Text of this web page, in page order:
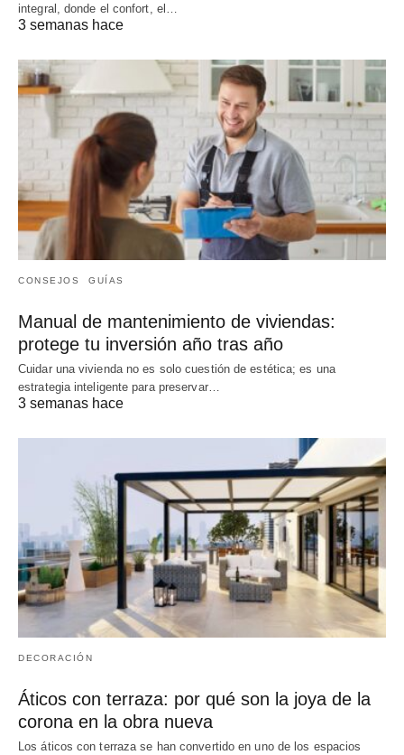
integral, donde el confort, el…
3 semanas hace
CONSEJOS GUÍAS
Manual de mantenimiento de viviendas:
protege tu inversión año tras año
Cuidar una vivienda no es solo cuestión de estética; es una
estrategia inteligente para preservar…
3 semanas hace
DECORACIÓN
Áticos con terraza: por qué son la joya de la
corona en la obra nueva
Los áticos con terraza se han convertido en uno de los espacios